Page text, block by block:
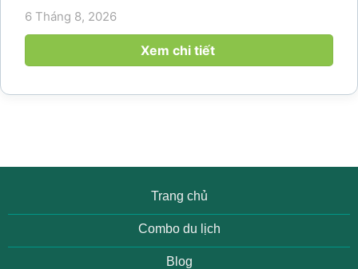
năm 2026 khi nhu cầu kết hợp nghỉ dưỡng, hội
mang đến khoảng thời gian thư giãn...
6 Tháng 8, 2026
Xem chi tiết
Trang chủ
Combo du lịch
Blog